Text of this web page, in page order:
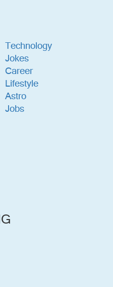
Technology
Jokes
Career
Lifestyle
Astro
Jobs